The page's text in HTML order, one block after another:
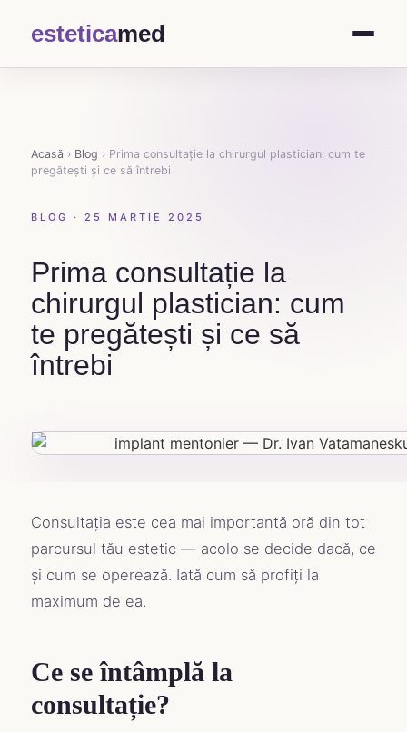
esteticamed
Acasă › Blog › Prima consultație la chirurgul plastician: cum te
pregătești și ce să întrebi
BLOG · 25 MARTIE 2025
Prima consultație la
chirurgul plastician: cum
te pregătești și ce să
întrebi
Consultația este cea mai importantă oră din tot
parcursul tău estetic — acolo se decide dacă, ce
și cum se operează. Iată cum să profiți la
maximum de ea.
Ce se întâmplă la
consultație?